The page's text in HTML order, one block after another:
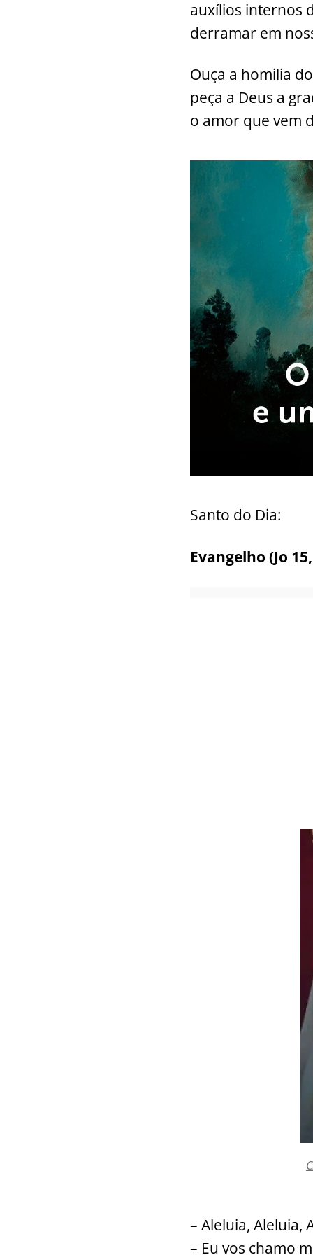
k
auxílios internos
derramar em
Ouça a homilia
peça a Deus a
o amor que vem
Santo do Dia:
Evangelho (Jo
– Aleluia, Aleluia,
– Eu vos chamo